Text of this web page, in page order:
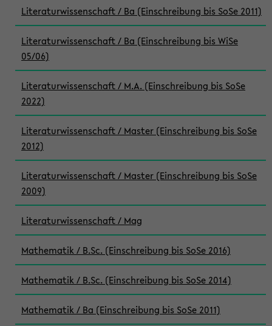
Literaturwissenschaft / Ba (Einschreibung bis SoSe 2011)
Literaturwissenschaft / Ba (Einschreibung bis WiSe
05/06)
Literaturwissenschaft / M.A. (Einschreibung bis SoSe
2022)
Literaturwissenschaft / Master (Einschreibung bis SoSe
2012)
Literaturwissenschaft / Master (Einschreibung bis SoSe
2009)
Literaturwissenschaft / Mag
Mathematik / B.Sc. (Einschreibung bis SoSe 2016)
Mathematik / B.Sc. (Einschreibung bis SoSe 2014)
Mathematik / Ba (Einschreibung bis SoSe 2011)